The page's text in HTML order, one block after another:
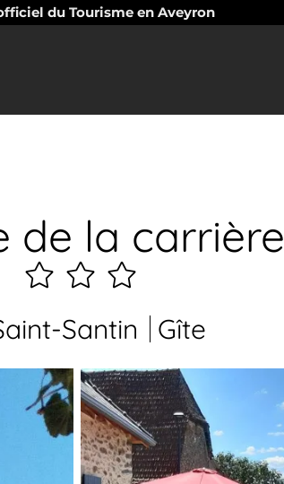
du Tourisme en Aveyron
de la carrière
3
étoiles
Santin Gîte